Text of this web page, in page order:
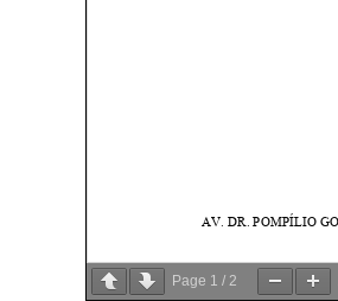
Page 1 / 2